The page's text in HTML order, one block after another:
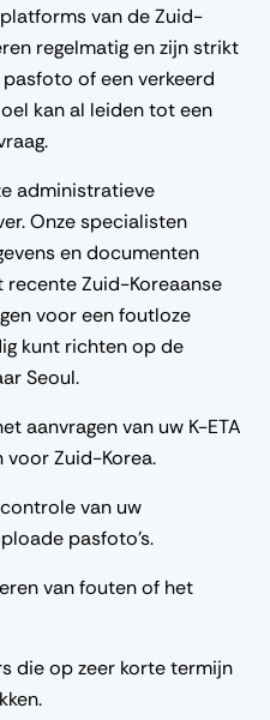
van de Zuid-
regelmatig en zijn strikt
of een verkeerd
kan al leiden tot een
administratieve
Onze specialisten
en documenten
recente Zuid-Koreaanse
voor een foutloze
kunt richten op de
Seoul.
aanvragen van uw K-ETA
Zuid-Korea.
van uw
pasfoto's.
van fouten of het
die op zeer korte termijn